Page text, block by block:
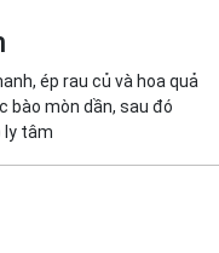
ép rau củ và hoa quả
bào mòn dần, sau đó
ly tâm